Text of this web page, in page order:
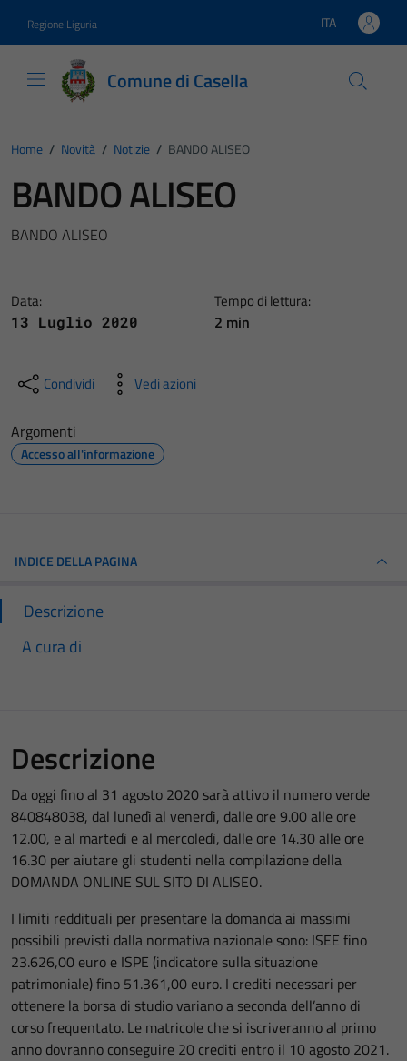
Regione Liguria Lingua attiva:
ITA
Comune di Casella
Home / Novità / Notizie / BANDO ALISEO
BANDO ALISEO
BANDO ALISEO
Data:
13 Luglio 2020
Tempo di lettura:
2 min
Condividi Vedi azioni
Argomenti
Accesso all'informazione
INDICE DELLA PAGINA
Descrizione
A cura di
Descrizione
Da oggi fino al 31 agosto 2020 sarà attivo il numero verde
840848038, dal lunedì al venerdì, dalle ore 9.00 alle ore
12.00, e al martedì e al mercoledì, dalle ore 14.30 alle ore
16.30 per aiutare gli studenti nella compilazione della
DOMANDA ONLINE SUL SITO DI ALISEO.
I limiti reddituali per presentare la domanda ai massimi
possibili previsti dalla normativa nazionale sono: ISEE fino
23.626,00 euro e ISPE (indicatore sulla situazione
patrimoniale) fino 51.361,00 euro. I crediti necessari per
ottenere la borsa di studio variano a seconda dell’anno di
corso frequentato. Le matricole che si iscriveranno al primo
anno dovranno conseguire 20 crediti entro il 10 agosto 2021.